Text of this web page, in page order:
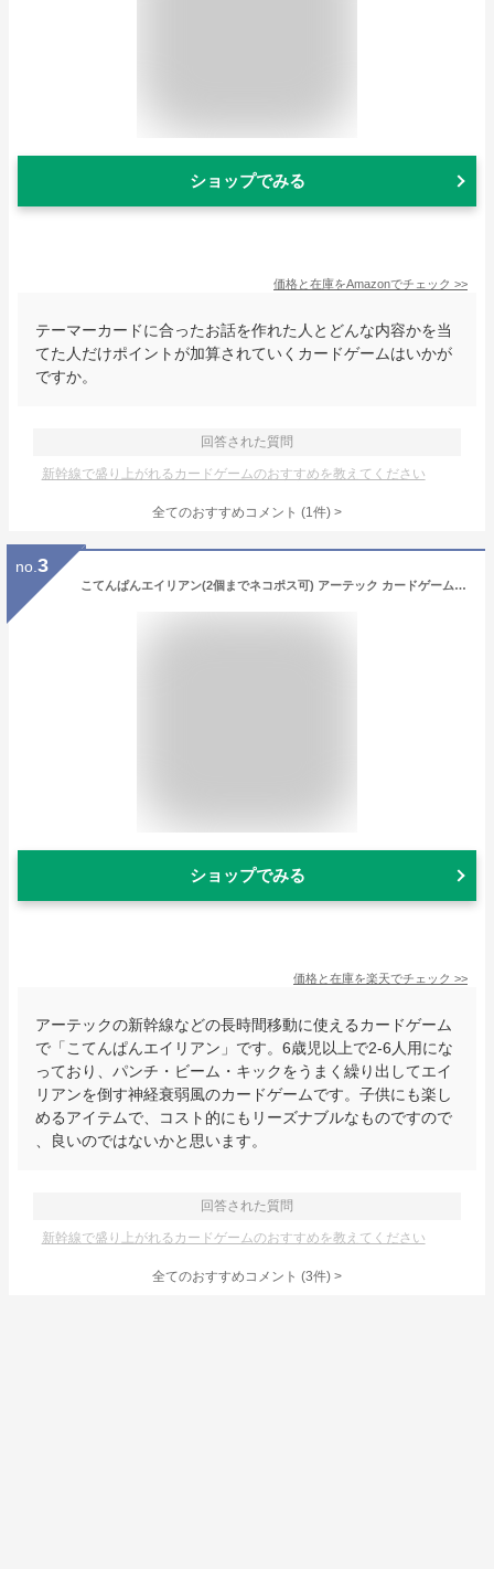
ショップでみる
価格と在庫をAmazonでチェック >>
テーマーカードに合ったお話を作れた人とどんな内容かを当
てた人だけポイントが加算されていくカードゲームはいかが
ですか。
回答された質問
新幹線で盛り上がれるカードゲームのおすすめを教えてください
全てのおすすめコメント (1件) >
no. 3
こてんぱんエイリアン(2個までネコポス可) アーテック カードゲーム 小学生 幼稚園 子ども おもしろ お正月 宇宙 神経衰弱
ショップでみる
価格と在庫を楽天でチェック >>
アーテックの新幹線などの長時間移動に使えるカードゲーム
で「こてんぱんエイリアン」です。6歳児以上で2-6人用にな
っており、パンチ・ビーム・キックをうまく繰り出してエイ
リアンを倒す神経衰弱風のカードゲームです。子供にも楽し
めるアイテムで、コスト的にもリーズナブルなものですので
、良いのではないかと思います。
回答された質問
新幹線で盛り上がれるカードゲームのおすすめを教えてください
全てのおすすめコメント (3件) >